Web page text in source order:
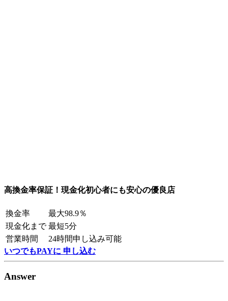
高換金率保証！現金化初心者にも安心の優良店
換金率
最大98.9％
現金化まで 最短5分
営業時間
24時間申し込み可能
いつでもPAYに 申し込む
Answer